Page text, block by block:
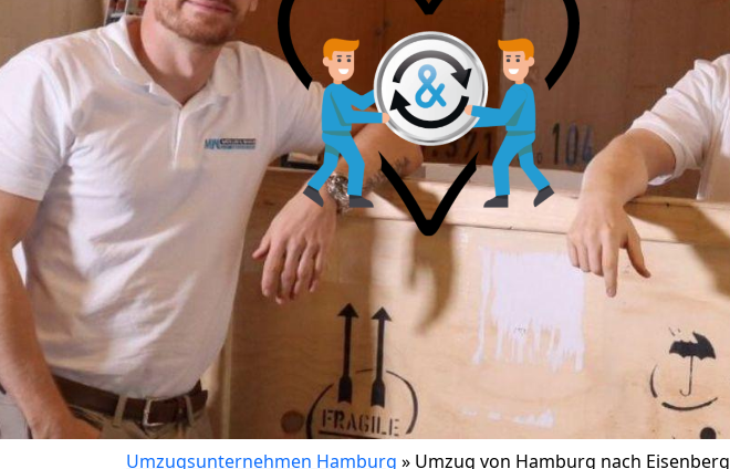
Umzugsunternehmen Hamburg » Umzug von Hamburg nach Eisenberg